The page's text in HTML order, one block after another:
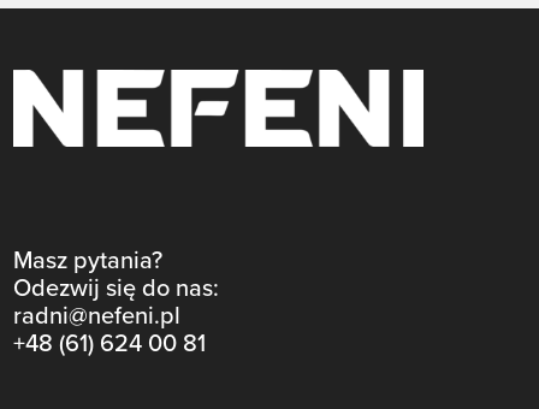
Masz pytania?
Odezwij się do nas:
radni@nefeni.pl
+48 (61) 624 00 81